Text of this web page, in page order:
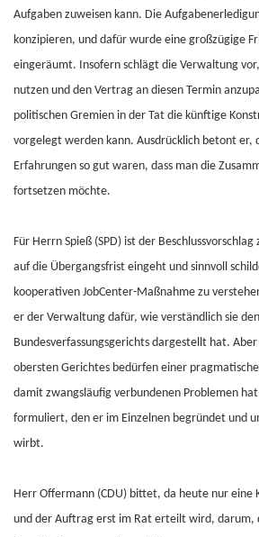
Aufgaben zuweisen kann. Die
konzipieren, und dafür wurde eine großzügige
eingeräumt. Insofern schlägt die Verwaltung
nutzen und den Vertrag an diesen Termin
politischen Gremien in der Tat die künftige
vorgelegt werden kann. Ausdrücklich betont er,
Erfahrungen so gut waren, dass man die
fortsetzen möchte.
Für Herrn Spieß (SPD) ist der
auf die Übergangsfrist eingeht und sinnvoll
kooperativen JobCenter-Maßnahme zu
er der Verwaltung dafür, wie verständlich sie den
Bundesverfassungsgerichts dargestellt hat.
obersten Gerichtes bedürfen einer
damit zwangsläufig verbundenen Problemen
formuliert, den er im Einzelnen begründet und
wirbt.
Herr Offermann (CDU) bittet, da heute nur eine
und der Auftrag erst im Rat erteilt wird, darum,